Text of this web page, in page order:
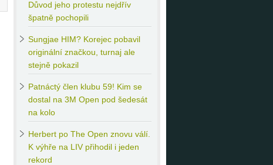
Důvod jeho protestu nejdřív
špatně pochopili
Sungjae HIM? Korejec pobavil
originální značkou, turnaj ale
stejně pokazil
Patnáctý člen klubu 59! Kim se
dostal na 3M Open pod šedesát
na kolo
Herbert po The Open znovu válí.
K výhře na LIV přihodil i jeden
rekord